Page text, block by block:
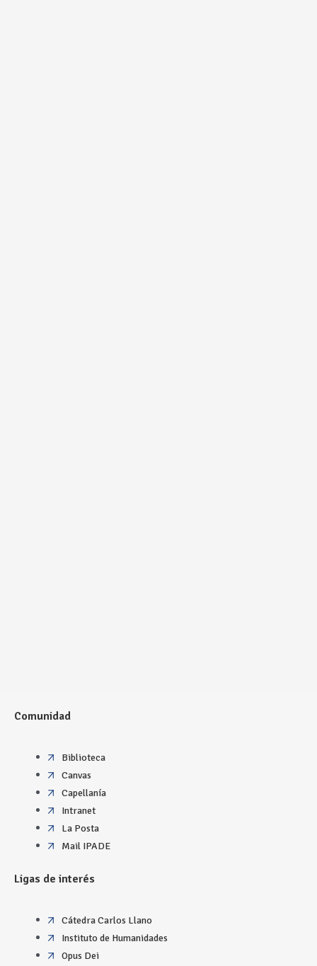
Comunidad
Biblioteca
Canvas
Capellanía
Intranet
La Posta
Mail IPADE
Ligas de interés
Cátedra Carlos Llano
Instituto de Humanidades
Opus Dei